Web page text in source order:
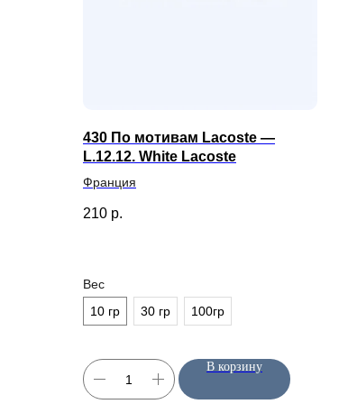
430 По мотивам Lacoste —
L.12.12. White Lacoste
Франция
210 р.
Вес
10 гр
30 гр 100гр
В корзину
Candles Materials
Магазин качественных материалов
для свечей и диффузоров